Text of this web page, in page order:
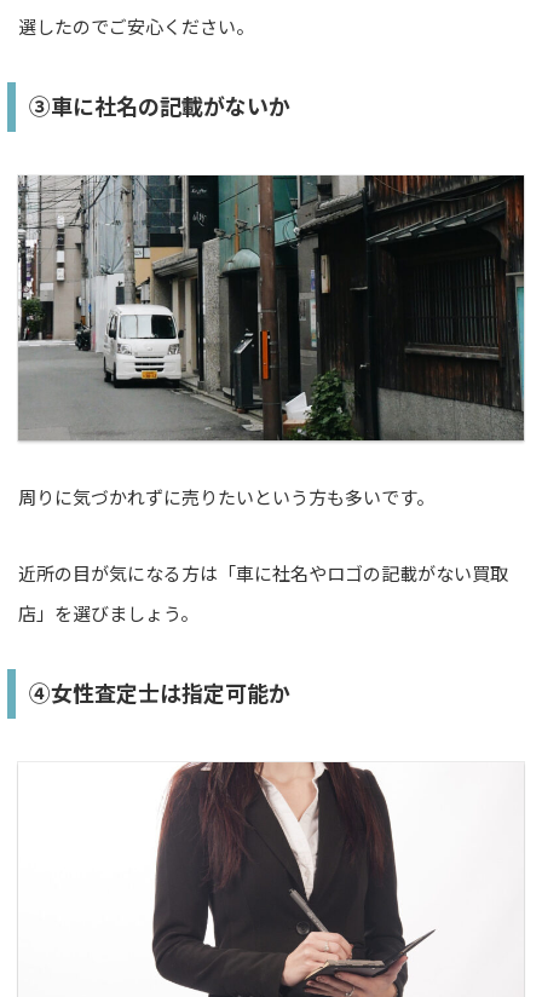
選したのでご安心ください。
③車に社名の記載がないか
周りに気づかれずに売りたいという方も多いです。
近所の目が気になる方は「車に社名やロゴの記載がない買取
店」を選びましょう。
④女性査定士は指定可能か